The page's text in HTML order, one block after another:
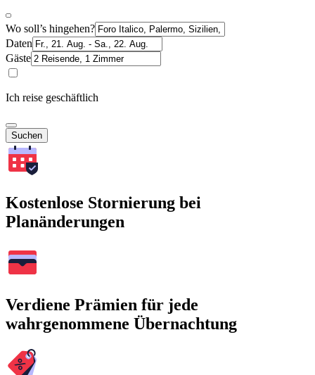
Wo soll’s hingehen?
Daten
Gäste
Ich reise geschäftlich
Suchen
Kostenlose Stornierung bei
Planänderungen
Verdiene Prämien für jede
wahrgenommene Übernachtung